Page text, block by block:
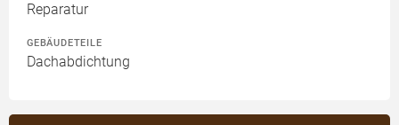
Reparatur
GEBÄUDETEILE
Dachabdichtung